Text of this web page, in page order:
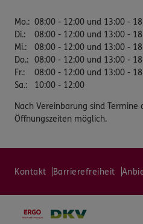
Mo.: 08:00 - 12:00 und 13:00 -
Di.:
08:00 - 12:00 und 13:00 -
Mi.:
08:00 - 12:00 und 13:00 -
Do.: 08:00 - 12:00 und 13:00 -
Fr.:
08:00 - 12:00 und 13:00 -
Sa.: 10:00 - 12:00
Nach Vereinbarung sind
Öffnungszeiten möglich.
Kontakt Barrierefreiheit